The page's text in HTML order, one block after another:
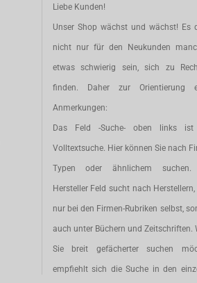
Liebe Kunden!
Unser Shop wächst und wächst! Es
nicht nur für den Neukunden
etwas schwierig sein, sich zu
finden. Daher zur Orientierung
Anmerkungen:
Das Feld -Suche- oben links ist
Volltextsuche. Hier können Sie nach
Typen oder ähnlichem suchen.
Hersteller Feld sucht nach
nur bei den Firmen-Rubriken selbst,
auch unter Büchern und Zeitschriften.
Sie breit gefächerter suchen
empfiehlt sich die Suche in den